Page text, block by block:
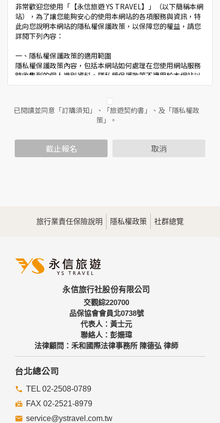
非常歡迎您使用「【永信旅遊 YS TRAVEL】」（以下簡稱本網
站），為了讓您能夠安心的使用本網站的各項服務與資訊，特
此向您說明本網站的隱私權保護政策，以保障您的權益，請您
詳閱下列內容：
一、隱私權保護政策的適用範圍
隱私權保護政策內容，包括本網站如何處理在您使用網站服務
時收集到的個人識別資料。隱私權保護政策不適用於本網站以
外的相關連結網站，也不適用於非本網站所委託或參與管理的
二、個人資料的蒐集、處理及利用方式
當您造訪本網站或使用本網站所提供之功能服務時，我們將視
範圍內處理及利用您的個人資料；非經您書面同意，本網站不
會將個人資料用於其他用途。
為提供精確的服務，我們會將收集的問卷調查內容進行統計與
分析，分析結果之統計數據或說明文字呈現，除供內部研究
三、資料之保護
備及必要的安全防護措施，加以保護網站及您的個人資料採用
嚴格的保護措施，只由經過授權的人員才能接觸您的個人資
料，相關處理人員皆簽有保密合約，如有違反保密義務者，將
會受到相關的法律處分。
如因業務需要有必要委託其他單位提供服務時，本網站亦會嚴
格要求其遵守保密義務，並且採取必要檢查程序以確定其將確
實遵守。
四、網站對外的相關連結
提供的連結，點選進入其他網站。但該連結網站不適用本網站
的隱私權保護政策，您必須參考該連結網站中的隱私權保護政
策。
已閱讀並同意「訂購須知」、「旅遊契約書」、及「隱私權政
策」。
截止報名 取消
旅行業責任保險說明 隱私權政策 社群總覽
永信旅行社股份有限公司
交觀綜220700
品保協會會員北0738號
代表人：黃士元
聯絡人：彭姍瑋
法律顧問：禾和國際法律事務所 陳德弘 律師
台北總公司
TEL 02-2508-0789
FAX 02-2521-8979
service@ystravel.com.tw